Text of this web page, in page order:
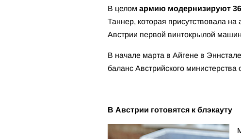
В целом армию модернизируют
Таннер, которая присутствовала
Австрии первой винтокрылой
В начале марта в Айгене в
баланс Австрийского министерства
В Австрии готовятся к блэкауту